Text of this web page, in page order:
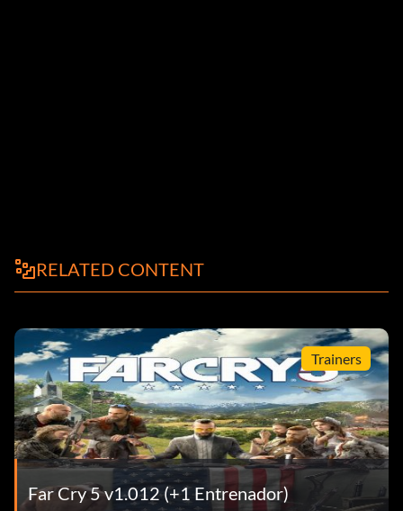
RELATED CONTENT
Trainers
Far Cry 5 v1.012 (+1 Entrenador)